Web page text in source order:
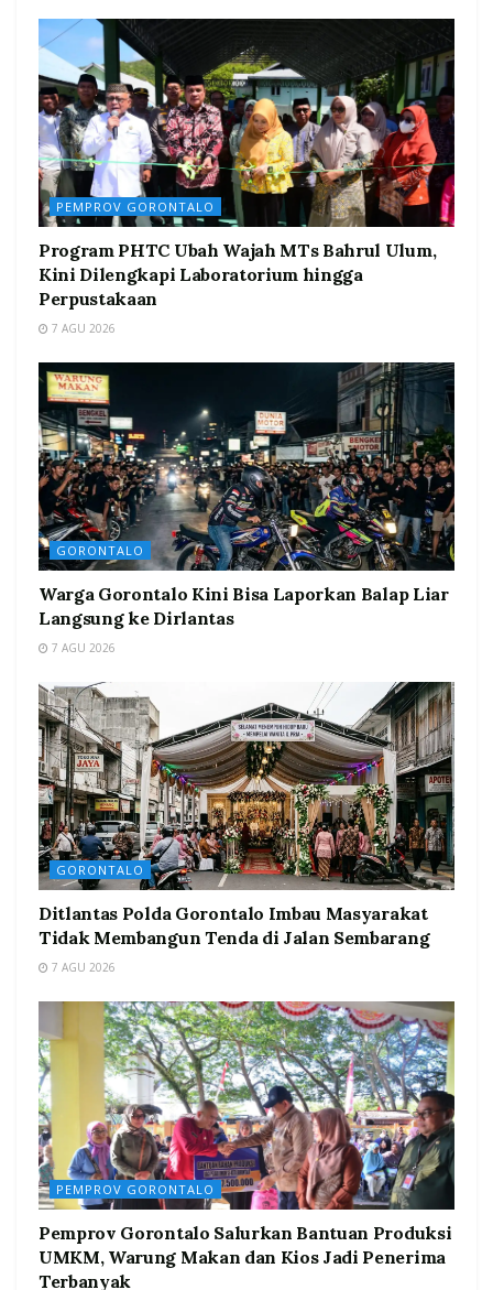
PEMPROV GORONTALO
Program PHTC Ubah Wajah MTs Bahrul Ulum,
Kini Dilengkapi Laboratorium hingga
Perpustakaan
7 AGU 2026
GORONTALO
Warga Gorontalo Kini Bisa Laporkan Balap Liar
Langsung ke Dirlantas
7 AGU 2026
GORONTALO
Ditlantas Polda Gorontalo Imbau Masyarakat
Tidak Membangun Tenda di Jalan Sembarang
7 AGU 2026
PEMPROV GORONTALO
Pemprov Gorontalo Salurkan Bantuan Produksi
UMKM, Warung Makan dan Kios Jadi Penerima
Terbanyak